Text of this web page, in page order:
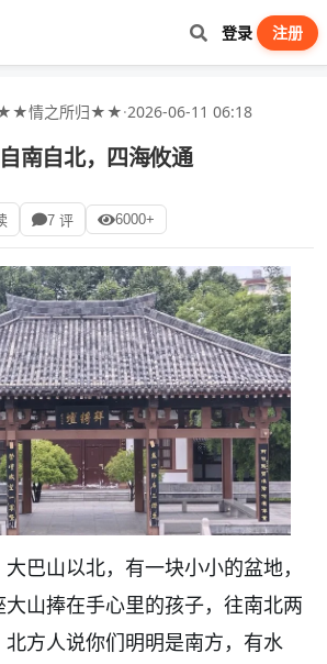
登录 注册
情之所归★★·2026-06-11 06:18
南自北，四海攸通
7 评 6000+
巴山以北，有一块小小的盆地，
山捧在手心里的孩子，往南北两
方人说你们明明是南方，有水